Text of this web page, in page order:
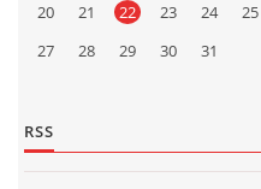
20
21 22 23 24 25
27
28 29 30 31
RSS